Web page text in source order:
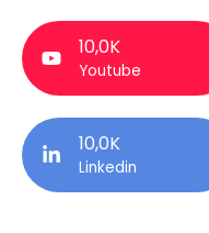
10,0K
Youtube
10,0K
Linkedin